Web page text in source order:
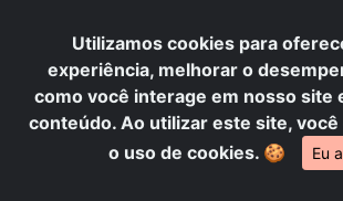
A LITTLE TEA
CRIANÇAS
ATRASOS NO
Utilizamos cookies para
experiência, melhorar o
como você interage em nosso site
conteúdo. Ao utilizar este site,
o uso de cookies. 🍪 Eu